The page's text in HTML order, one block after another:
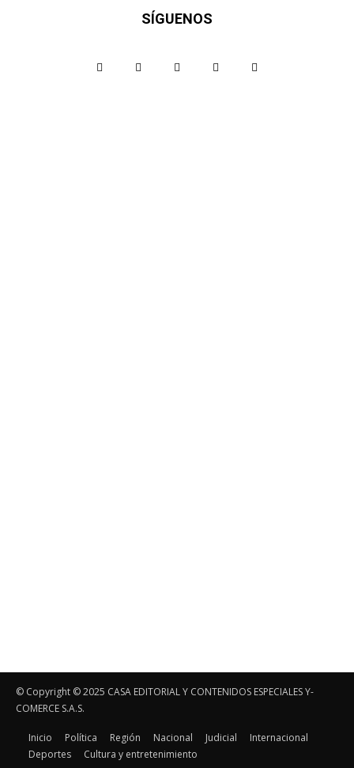
SÍGUENOS
© Copyright ©️ 2025 CASA EDITORIAL Y CONTENIDOS ESPECIALES Y-
COMERCE S.A.S.
Inicio Política Región Nacional Judicial
Internacional
Deportes
Cultura y entretenimiento